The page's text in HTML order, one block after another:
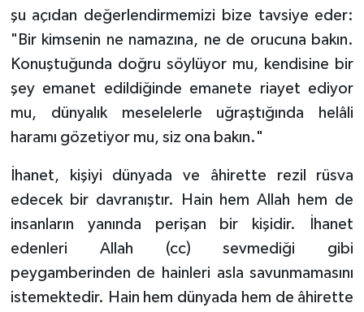
şu açıdan değerlendirmemizi bize tavsiye eder:
"Bir kimsenin ne namazına, ne de orucuna bakın.
Konuştuğunda doğru söylüyor mu, kendisine bir
şey emanet edildiğinde emanete riayet ediyor
mu, dünyalık meselelerle uğraştığında helâli
haramı gözetiyor mu, siz ona bakın."
İhanet, kişiyi dünyada ve âhirette rezil rüsva
edecek bir davranıştır. Hain hem Allah hem de
insanların yanında perişan bir kişidir. İhanet
edenleri Allah (cc) sevmediği gibi
peygamberinden de hainleri asla savunmamasını
istemektedir. Hain hem dünyada hem de âhirette